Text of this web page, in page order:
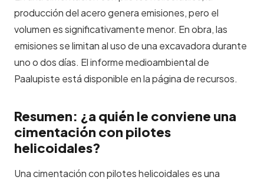
producción del acero genera emisiones, pero el
volumen es significativamente menor. En obra, las
emisiones se limitan al uso de una excavadora durante
uno o dos días. Elinforme medioambientalde
Paalupiste está disponible en la página de recursos.
Resumen: ¿a quién le conviene una
cimentación con pilotes
helicoidales?
Una cimentación con pilotes helicoidales es una